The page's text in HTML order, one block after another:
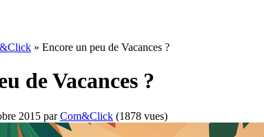
» Encore un peu de Vacances ?
de Vacances ?
2015 parCom&Click (1878 vues)